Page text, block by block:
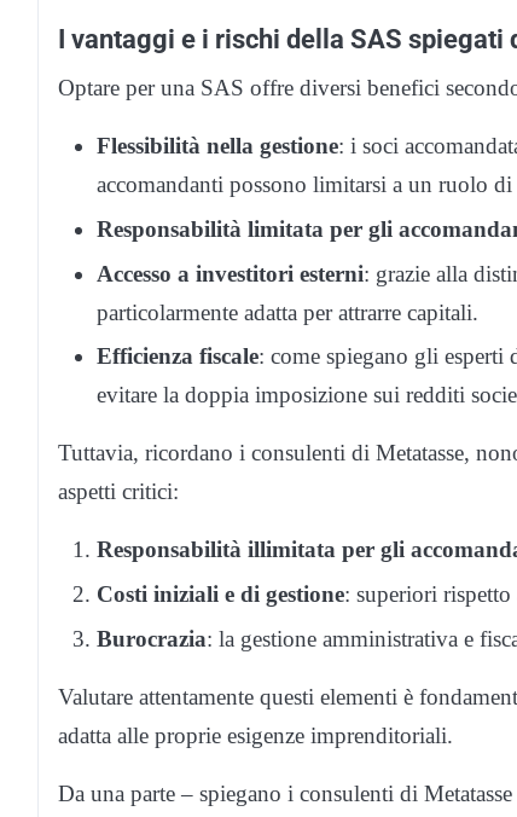
I vantaggi e i rischi della SAS spiegati
Optare per una SAS offre diversi benefici
Flessibilità nella gestione: i soci
accomandanti possono limitarsi a un ruolo
Responsabilità limitata per gli
Accesso a investitori esterni: grazie alla
particolarmente adatta per attrarre capitali.
Efficienza fiscale: come spiegano gli esperti
evitare la doppia imposizione sui redditi
Tuttavia, ricordano i consulenti di Metatasse,
aspetti critici:
Responsabilità illimitata per gli
Costi iniziali e di gestione: superiori
Burocrazia: la gestione amministrativa e
Valutare attentamente questi elementi è
adatta alle proprie esigenze imprenditoriali.
Da una parte – spiegano i consulenti di